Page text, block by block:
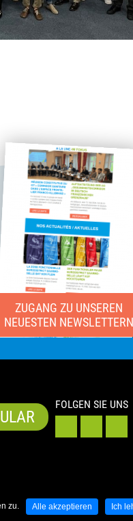
zu. Alle akzeptieren Ich
ZUGANG ZU UNSEREN
NEUESTEN NEWSLETTERN
FOLGEN SIE UNS